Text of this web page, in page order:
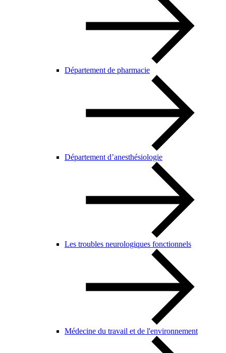
Département de pharmacie
Département d’anesthésiologie
Les troubles neurologiques fonctionnels
Médecine du travail et de l'environnement